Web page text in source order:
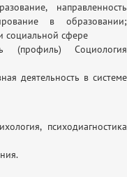
направленность
в образовании;
социальной сфере
(профиль) Социология
деятельность в системе
психодиагностика